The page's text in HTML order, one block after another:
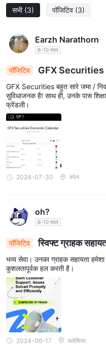
सभी (3) पॉजिटिव (3)
Earzh Narathorn
6-10 साल
पॉजिटिव GFX Securities
GFX Securities बहुत सारे जमा /
सुविधाजनक है! साथ ही, उनके पास
फ्रेंडली।
2024-07-30 स्पेन
oh?
6-10 साल
पॉजिटिव
स्विफ्ट ग्राहक
हल की जाती हैं
भव्य सेवा। उनका ग्राहक सहायता
कुशलतापूर्वक हल करती है।
2024-06-17 मलेशिया